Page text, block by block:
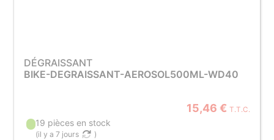
DÉGRAISSANT
BIKE-DEGRAISSANT-AEROSOL500ML-WD40
15,46 € T.T.C.
19 pièces en stock
(il y a 7 jours )